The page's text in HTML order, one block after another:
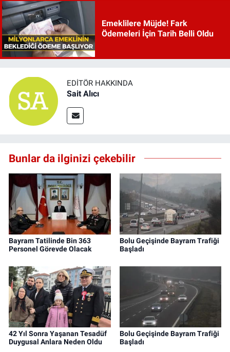
Emeklilere Müjde! Fark
Ödemeleri İçin Tarih Belli Oldu
EDITÖR HAKKINDA
Sait Alıcı
Bunlar da ilginizi çekebilir
Bayram Tatilinde Bin 363
Personel Görevde Olacak
Bolu Geçişinde Bayram Trafiği
Başladı
42 Yıl Sonra Yaşanan Tesadüf
Duygusal Anlara Neden Oldu
Bolu Geçişinde Bayram Trafiği
Başladı